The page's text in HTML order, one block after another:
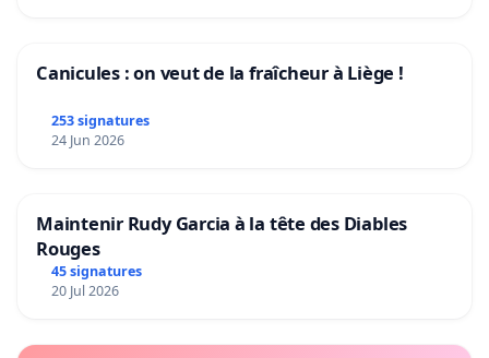
Canicules : on veut de la fraîcheur à Liège !
253 signatures
24 Jun 2026
Maintenir Rudy Garcia à la tête des Diables
Rouges
45 signatures
20 Jul 2026